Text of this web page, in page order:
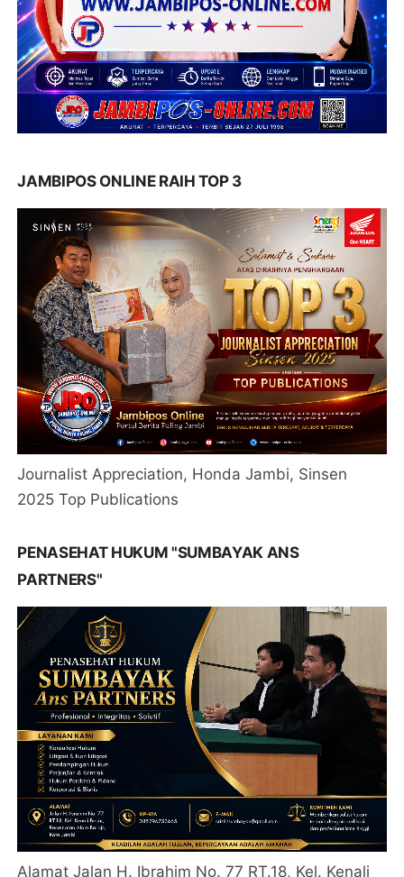
JAMBIPOS ONLINE RAIH TOP 3
Journalist Appreciation, Honda Jambi, Sinsen
2025 Top Publications
PENASEHAT HUKUM "SUMBAYAK ANS
PARTNERS"
Alamat Jalan H. Ibrahim No. 77 RT.18, Kel. Kenali